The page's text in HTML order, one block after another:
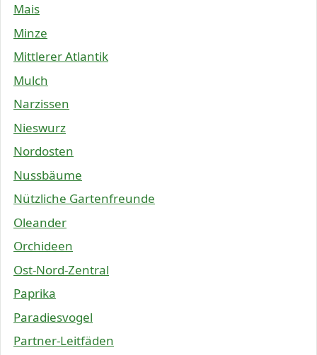
Mais
Minze
Mittlerer Atlantik
Mulch
Narzissen
Nieswurz
Nordosten
Nussbäume
Nützliche Gartenfreunde
Oleander
Orchideen
Ost-Nord-Zentral
Paprika
Paradiesvogel
Partner-Leitfäden